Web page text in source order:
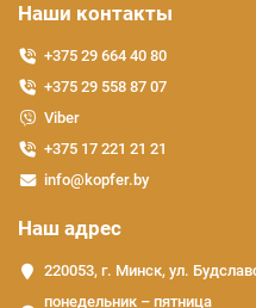
Наши контакты
+375 29 664 40 80
+375 29 558 87 07
Viber
+375 17 221 21 21
info@kopfer.by
Наш адрес
220053, г. Минск, ул.
понедельник – пятница